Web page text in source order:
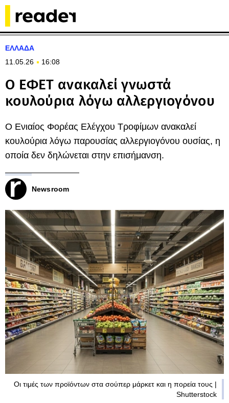
ΕΛΛΑΔΑ
11.05.26
16:08
Ο ΕΦΕΤ ανακαλεί γνωστά
κουλούρια λόγω αλλεργιογόνου
Ο Ενιαίος Φορέας Ελέγχου Τροφίμων ανακαλεί
κουλούρια λόγω παρουσίας αλλεργιογόνου ουσίας, η
οποία δεν δηλώνεται στην επισήμανση.
Newsroom
Οι τιμές των προϊόντων στα σούπερ μάρκετ και η πορεία τους |
Shutterstock